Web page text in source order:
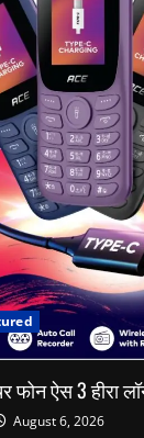
ऐस 3 हीरा
August 6, 2026